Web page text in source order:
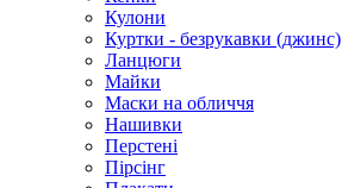
Кулони
Куртки - безрукавки (джинс)
Ланцюги
Майки
Маски на обличчя
Нашивки
Перстені
Пірсінг